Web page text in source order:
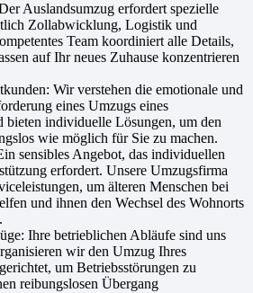
Auslandsumzug erfordert spezielle
Zollabwicklung, Logistik und
Team koordiniert alle Details,
auf Ihr neues Zuhause konzentrieren
Wir verstehen die emotionale und
eines Umzugs eines
bieten individuelle Lösungen, um den
wie möglich für Sie zu machen.
sensibles Angebot, das individuellen
erfordert. Unsere Umzugsfirma
um älteren Menschen bei
und ihnen den Wechsel des Wohnorts
Ihre betrieblichen Abläufe sind uns
wir den Umzug Ihres
um Betriebsstörungen zu
reibungslosen Übergang